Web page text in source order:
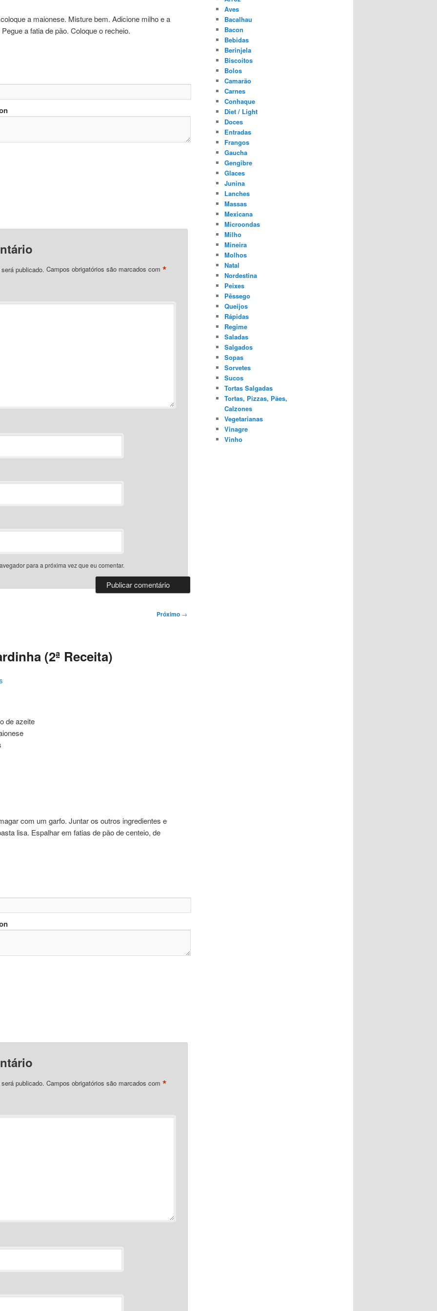
a maionese. Misture bem. Adicione milho e a
a fatia de pão. Coloque o recheio.
publicado. Campos obrigatórios são marcados com*
para a próxima vez que eu comentar.
Próximo →
(2ª Receita)
de azeite
com um garfo. Juntar os outros ingredientes e
lisa. Espalhar em fatias de pão de centeio, de
publicado. Campos obrigatórios são marcados com*
Aves
Bacalhau
Bacon
Bebidas
Berinjela
Biscoitos
Bolos
Camarão
Carnes
Conhaque
Diet / Light
Doces
Entradas
Frangos
Gaucha
Gengibre
Glaces
Junina
Lanches
Massas
Mexicana
Microondas
Milho
Mineira
Molhos
Natal
Nordestina
Peixes
Pêssego
Queijos
Rápidas
Regime
Saladas
Salgados
Sopas
Sorvetes
Sucos
Tortas Salgadas
Tortas, Pizzas, Pães,
Calzones
Vegetarianas
Vinagre
Vinho